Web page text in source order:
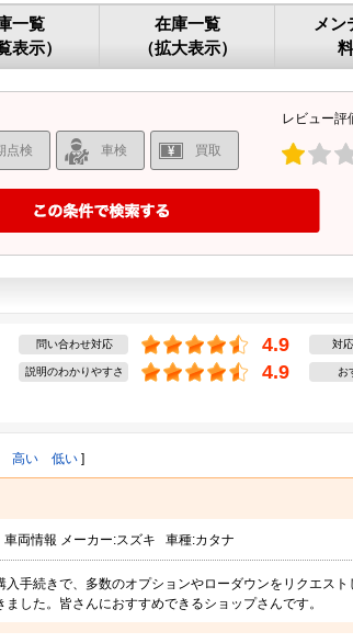
一覧
表示）
在庫一覧
（拡大表示）
メン
点検 車検 買取
レビュー評
問い合わせ対応 4.9 対
説明のわかりやすさ 4.9 お
高い 低い ]
車両情報 メーカー:スズキ 車種:カタナ
入手続きで、多数のオプションやローダウンをリクエス
ました。皆さんにおすすめできるショップさんです。